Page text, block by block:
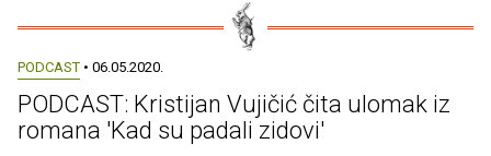
PODCAST • 06.05.2020.
PODCAST: Kristijan Vujičić čita ulomak iz
romana 'Kad su padali zidovi'